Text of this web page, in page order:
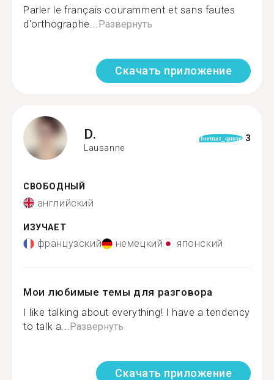
Parler le français couramment et sans fautes
d'orthographe...Развернуть
Скачать приложение
D.
Lausanne
format_quote 3
СВОБОДНЫЙ
английский
ИЗУЧАЕТ
французский немецкий японский
Мои любимые темы для разговора
I like talking about everything! I have a tendency
to talk a...Развернуть
Скачать приложение